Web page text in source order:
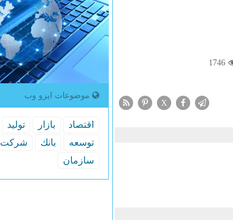
1746
X
موضوعات ایزو وب
اقتصاد بازار تولید
توسعه
بانك
شركت
سازمان